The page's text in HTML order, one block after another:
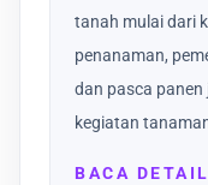
tanah mulai dari
penanaman,
dan pasca
kegiatan
BACA DETAIL